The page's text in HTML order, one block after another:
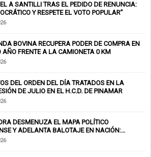
A SANTILLI TRAS EL PEDIDO DE RENUNCIA:
Y RESPETE EL VOTO POPULAR”
BOVINA RECUPERA PODER DE COMPRA EN
AÑO FRENTE A LA CAMIONETA 0 KM
DEL ORDEN DEL DÍA TRATADOS EN LA
DE JULIO EN EL H.C.D. DE PINAMAR
DESMENUZA EL MAPA POLÍTICO
Y ADELANTA BALOTAJE EN NACIÓN: